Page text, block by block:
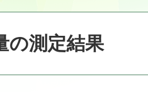
の測定結果